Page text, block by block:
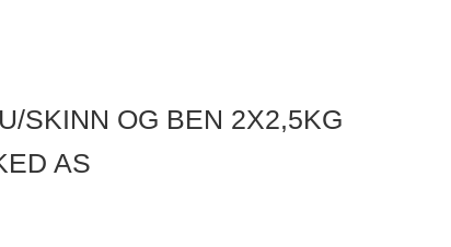
SKINN OG BEN 2X2,5KG
AS